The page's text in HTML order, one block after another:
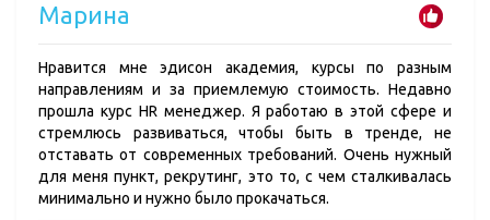
Марина
Нравится мне эдисон академия, курсы по разным
направлениям и за приемлемую стоимость. Недавно
прошла курс HR менеджер. Я работаю в этой сфере и
стремлюсь развиваться, чтобы быть в тренде, не
отставать от современных требований. Очень нужный
для меня пункт, рекрутинг, это то, с чем сталкивалась
минимально и нужно было прокачаться.